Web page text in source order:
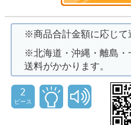
※商品合計金額に応じて
※北海道・沖縄・離島・
送料がかかります。
2
ピース